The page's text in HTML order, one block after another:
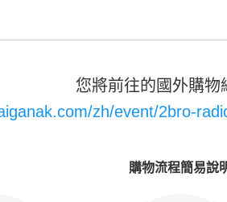
您將前往的國外購物
zh/event/2bro-
購物流程簡易說